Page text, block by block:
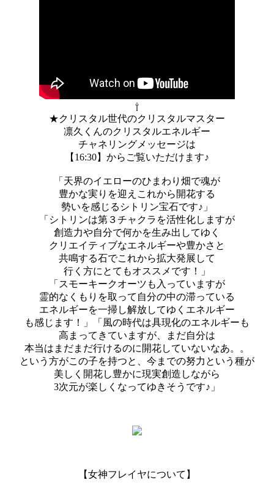
⇧
★クリスタル世代のクリスタルマスター
凛久くんのクリスタルエネルギー
チャネリングメッセージは
【16:30】からご覧いただけます♪
「天界のイエローのひまわり畑で魂が
豊かな実りを迎えこれから開花する
勢いを感じるシトリン宝石です♪」
「シトリンは第３チャクラを活性化しますが
創造力や自分で何かを生み出してゆく
クリエイティブなエネルギーや豊かさと
共鳴する石でこれから拡大発展して
行く方にとてもオススメです！」
「スモーキークオーツも入っていますが
霊的なくもりを取って自分の中の滞っている
エネルギーを一掃し解放してゆくエネルギー
も感じます！」「風の時代は具現化のエネルギーも
高まってきていますが、まだ自分は
本当はまだまだ行けるのに開花していないなあ。。
という方がこの子を持つと、今までの努力という種が
美しく開花し豊かに現実創造しながら
3次元が楽しくなってゆきそうです♪」
【女神フレイヤについて】